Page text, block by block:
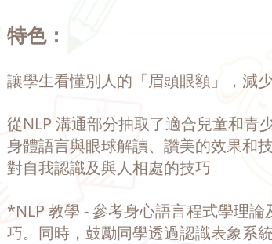
特色：
讓學生看懂別人的「眉頭眼額」，減
從NLP 溝通部分抽取了適合兒童和青
身體語言與眼球解讀、讚美的效果和
對自我認識及與人相處的技巧
*NLP 教學 - 參考身心語言程式學理
巧。同時，鼓勵同學透過認識表象系